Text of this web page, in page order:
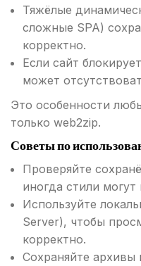
Тяжёлые
сложные SPA)
корректно.
Если сайт
может
Это особенности
только web2zip.
Советы по
Проверяйте
иногда стили могут
Используйте
Server), чтобы
корректно.
Сохраняйте архивы